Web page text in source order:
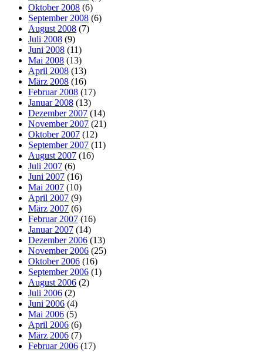
Oktober 2008 (6)
September 2008 (6)
August 2008 (7)
Juli 2008 (9)
Juni 2008 (11)
Mai 2008 (13)
April 2008 (13)
März 2008 (16)
Februar 2008 (17)
Januar 2008 (13)
Dezember 2007 (14)
November 2007 (21)
Oktober 2007 (12)
September 2007 (11)
August 2007 (16)
Juli 2007 (6)
Juni 2007 (16)
Mai 2007 (10)
April 2007 (9)
März 2007 (6)
Februar 2007 (16)
Januar 2007 (14)
Dezember 2006 (13)
November 2006 (25)
Oktober 2006 (16)
September 2006 (1)
August 2006 (2)
Juli 2006 (2)
Juni 2006 (4)
Mai 2006 (5)
April 2006 (6)
März 2006 (7)
Februar 2006 (17)